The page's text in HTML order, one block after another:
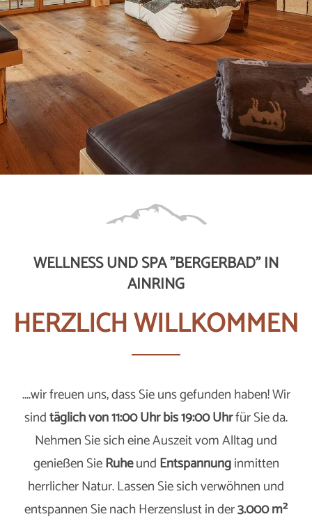
WELLNESS UND SPA "BERGERBAD" IN
AINRING
HERZLICH WILLKOMMEN
....wir freuen uns, dass Sie uns gefunden haben! Wir
sindtäglich von 11:00 Uhr bis 19:00 Uhrfür Sie da.
Nehmen Sie sich eine Auszeit vom Alltag und
genießen SieRuheundEntspannunginmitten
herrlicher Natur. Lassen Sie sich verwöhnen und
entspannen Sie nach Herzenslust in der3.000 m²